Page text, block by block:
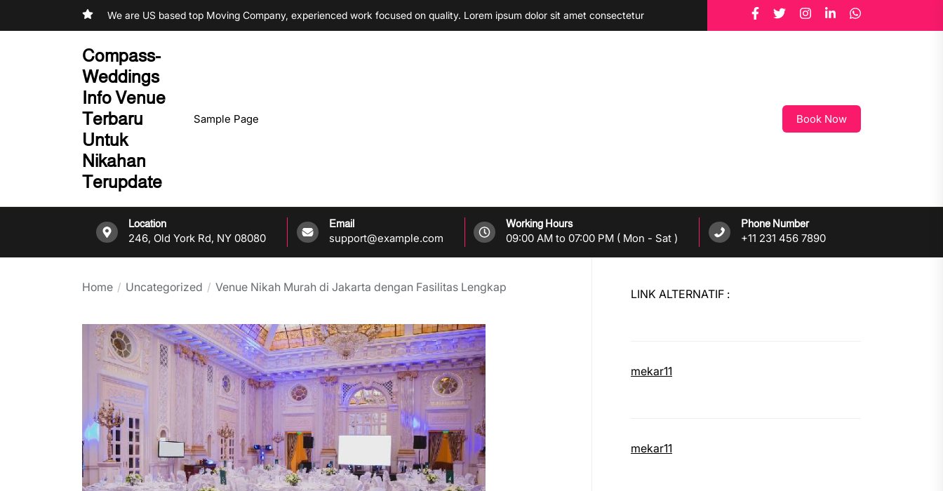
We are US based top Moving Company, experienced work focused on quality. Lorem ipsum dolor sit amet consectetur
Compass-
Weddings
Info Venue
Terbaru
Untuk
Nikahan
Terupdate
Sample Page Book Now
Location
246, Old York Rd, NY 08080
Email
support@example.com
Working Hours
09:00 AM to 07:00 PM ( Mon - Sat )
Phone Number
+11 231 456 7890
Home Uncategorized Venue Nikah Murah di Jakarta dengan Fasilitas Lengkap LINK ALTERNATIF :
mekar11
mekar11